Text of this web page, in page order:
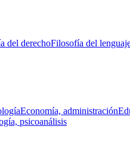
del derechoFilosofía del
Economía, administración
psicoanálisis